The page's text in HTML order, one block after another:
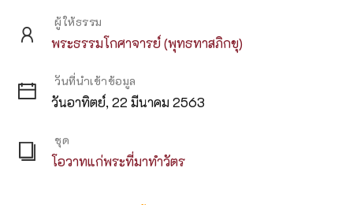
ผู้ให้ธรรม
พระธรรมโกศาจารย์ (พุทธทาสภิกขุ)
วันที่นำเข้าข้อมูล
วันอาทิตย์, 22 มีนาคม 2563
ชุด
โอวาทแก่พระที่มาทำวัตร